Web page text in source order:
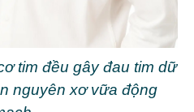
tim đều gây đau tim dữ
nguyên xơ vữa động